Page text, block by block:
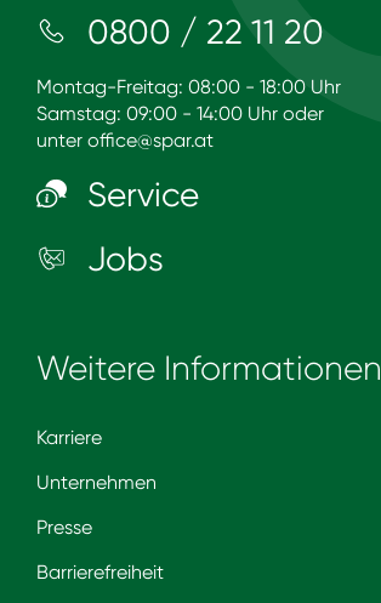
0800 / 22 11 20
Montag-Freitag: 08:00 - 18:00 Uhr
Samstag: 09:00 - 14:00 Uhr oder
unter office@spar.at
Service
Jobs
Weitere Informationen
Karriere
Unternehmen
Presse
Barrierefreiheit